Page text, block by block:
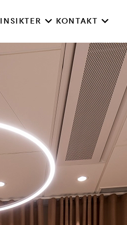
INSIKTER KONTAKT